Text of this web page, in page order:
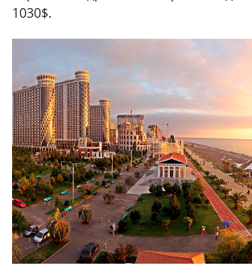
1030$.